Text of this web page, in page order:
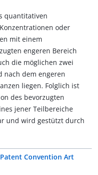
quantitativen
oder
mit einem
engeren Bereich
die möglichen zwei
nach dem engeren
liegen. Folglich ist
des bevorzugten
jener Teilbereiche
und wird gestützt durch
Convention Art